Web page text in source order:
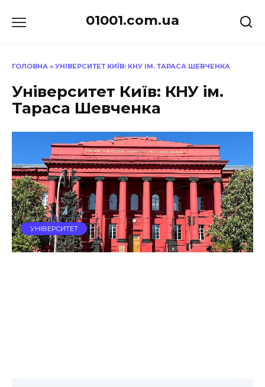
до
01001.com.ua
ГОЛОВНА » УНІВЕРСИТЕТ КИЇВ: КНУ ІМ. ТАРАСА ШЕВЧЕНКА
Університет Київ: КНУ ім.
Тараса Шевченка
УНІВЕРСИТЕТ